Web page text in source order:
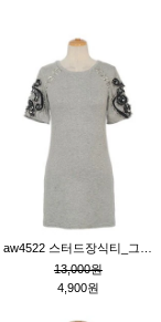
13,000원
4,900원